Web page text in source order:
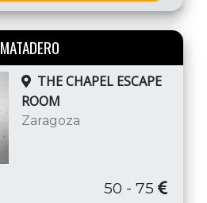
MATADERO
THE CHAPEL ESCAPE
ROOM
Zaragoza
50 - 75